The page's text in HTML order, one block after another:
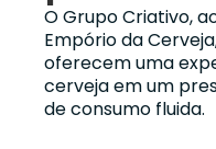
O Grupo Criativo,
Empório da
oferecem uma
cerveja em um
de consumo fluida.